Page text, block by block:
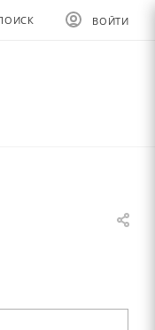
ВОЙТИ